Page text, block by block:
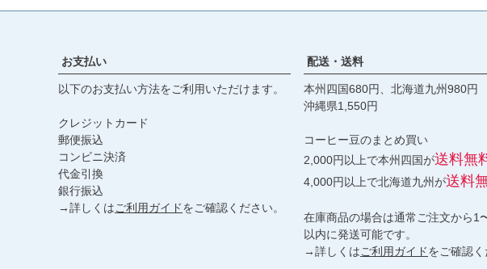
お支払い
以下のお支払い方法をご利用いただけます。
クレジットカード
郵便振込
コンビニ決済
代金引換
銀行振込
→詳しくはご利用ガイドをご確認ください。
配送・送料
本州四国680円、北海道九州980円
沖縄県1,550円
コーヒー豆のまとめ買い
2,000円以上で本州四国が送料無
4,000円以上で北海道九州が送料
在庫商品の場合は通常ご注文から1
以内に発送可能です。
→詳しくはご利用ガイドをご確認く